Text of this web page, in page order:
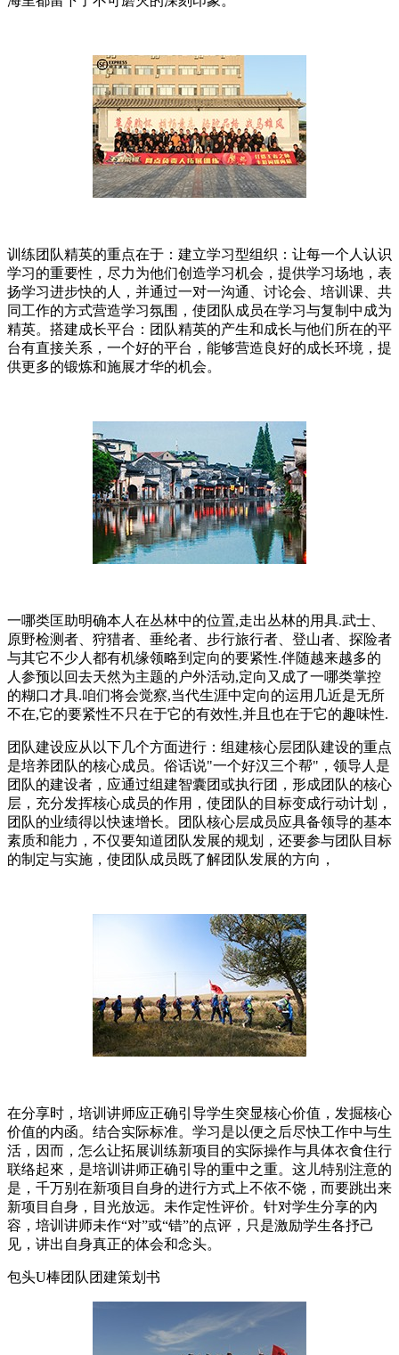
训练团队精英的重点在于：建立学习型组织：让每一个人认识
学习的重要性，尽力为他们创造学习机会，提供学习场地，表
扬学习进步快的人，并通过一对一沟通、讨论会、培训课、共
同工作的方式营造学习氛围，使团队成员在学习与复制中成为
精英。搭建成长平台：团队精英的产生和成长与他们所在的平
台有直接关系，一个好的平台，能够营造良好的成长环境，提
供更多的锻炼和施展才华的机会。
一哪类匡助明确本人在丛林中的位置,走出丛林的用具.武士、
原野检测者、狩猎者、垂纶者、步行旅行者、登山者、探险者
与其它不少人都有机缘领略到定向的要紧性.伴随越来越多的
人参预以回去天然为主题的户外活动,定向又成了一哪类掌控
的糊口才具.咱们将会觉察,当代生涯中定向的运用几近是无所
不在,它的要紧性不只在于它的有效性,并且也在于它的趣味性.
团队建设应从以下几个方面进行：组建核心层团队建设的重点
是培养团队的核心成员。俗话说"一个好汉三个帮"，领导人是
团队的建设者，应通过组建智囊团或执行团，形成团队的核心
层，充分发挥核心成员的作用，使团队的目标变成行动计划，
团队的业绩得以快速增长。团队核心层成员应具备领导的基本
素质和能力，不仅要知道团队发展的规划，还要参与团队目标
的制定与实施，使团队成员既了解团队发展的方向，
在分享时，培训讲师应正确引导学生突显核心价值，发掘核心
价值的内函。结合实际标准。学习是以便之后尽快工作中与生
活，因而，怎么让拓展训练新项目的实际操作与具体衣食住行
联络起來，是培训讲师正确引导的重中之重。这儿特别注意的
是，千万别在新项目自身的进行方式上不依不饶，而要跳出来
新项目自身，目光放远。未作定性评价。针对学生分享的內
容，培训讲师未作“对”或“错”的点评，只是激励学生各抒己
见，讲出自身真正的体会和念头。
包头U棒团队团建策划书